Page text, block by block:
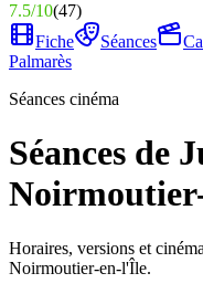
7.5/10(47)
Fiche
Séances
Palmarès
Séances cinéma
Séances de
Horaires, versions et
Noirmoutier-en-l'Île.